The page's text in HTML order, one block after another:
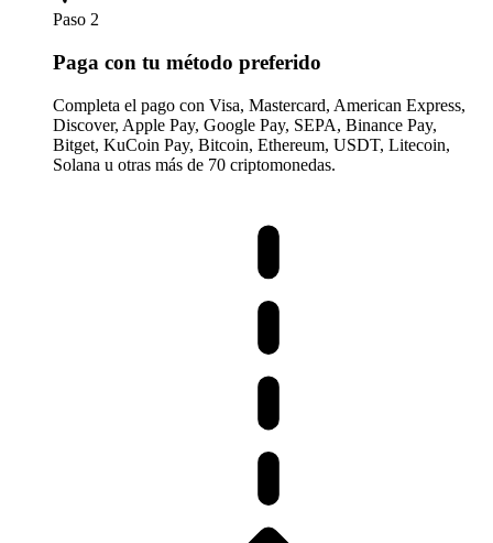
Paso 2
Paga con tu método preferido
Completa el pago con Visa, Mastercard, American Express,
Discover, Apple Pay, Google Pay, SEPA, Binance Pay,
Bitget, KuCoin Pay, Bitcoin, Ethereum, USDT, Litecoin,
Solana u otras más de 70 criptomonedas.